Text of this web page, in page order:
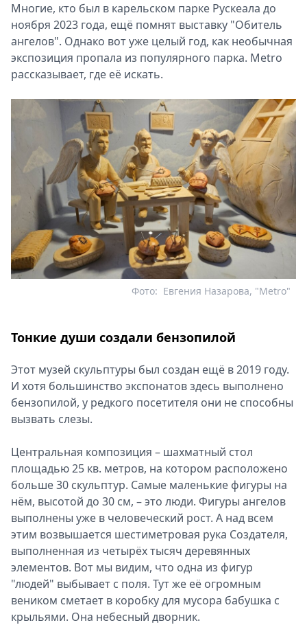
Скачай
Metro
Многие, кто был в карельском парке Рускеала до
ноября 2023 года, ещё помнят выставку "Обитель
ангелов". Однако вот уже целый год, как необычная
экспозиция пропала из популярного парка. Metro
рассказывает, где её искать.
Евгения Назарова, "Metro"
Фото:
Тонкие души создали бензопилой
Этот музей скульптуры был создан ещё в 2019 году.
И хотя большинство экспонатов здесь выполнено
бензопилой, у редкого посетителя они не способны
вызвать слезы.
Центральная композиция – шахматный стол
площадью 25 кв. метров, на котором расположено
больше 30 скульптур. Самые маленькие фигуры на
нём, высотой до 30 см, – это люди. Фигуры ангелов
выполнены уже в человеческий рост. А над всем
этим возвышается шестиметровая рука Создателя,
выполненная из четырёх тысяч деревянных
элементов. Вот мы видим, что одна из фигур
"людей" выбывает с поля. Тут же её огромным
веником сметает в коробку для мусора бабушка с
крыльями. Она небесный дворник.